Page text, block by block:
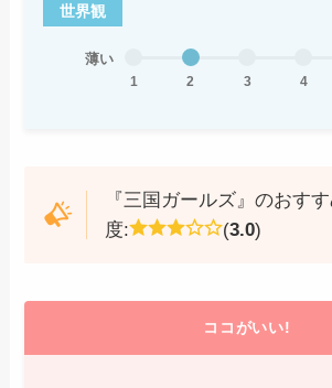
世界観
薄い
1 2 3 4
『三国ガールズ』のおす
度:
(3.0)
ココがいい!